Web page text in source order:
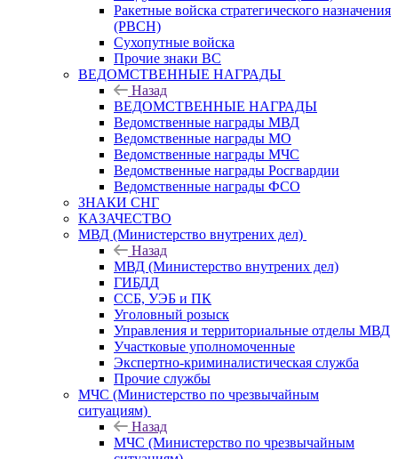
Ракетные войска стратегического назначения
(РВСН)
Сухопутные войска
Прочие знаки ВС
ВЕДОМСТВЕННЫЕ НАГРАДЫ
Назад
ВЕДОМСТВЕННЫЕ НАГРАДЫ
Ведомственные награды МВД
Ведомственные награды МО
Ведомственные награды МЧС
Ведомственные награды Росгвардии
Ведомственные награды ФСО
ЗНАКИ СНГ
КАЗАЧЕСТВО
МВД (Министерство внутрених дел)
Назад
МВД (Министерство внутрених дел)
ГИБДД
ССБ, УЭБ и ПК
Уголовный розыск
Управления и территориальные отделы МВД
Участковые уполномоченные
Экспертно-криминалистическая служба
Прочие службы
МЧС (Министерство по чрезвычайным
ситуациям)
Назад
МЧС (Министерство по чрезвычайным